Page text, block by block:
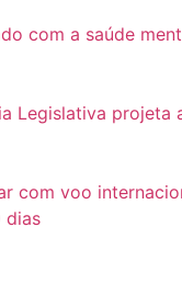
com a saúde
Legislativa
com voo
dias